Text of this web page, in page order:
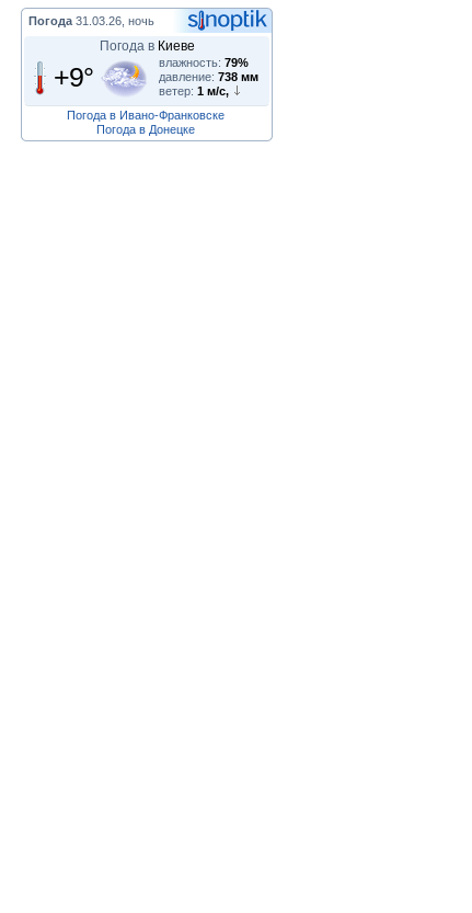
Погода 31.03.26, ночь
Погода в Киеве
+9° влажность: 79%
давление: 738 мм
ветер: 1 м/с,
Погода в Ивано-Франковске
Погода в Донецке